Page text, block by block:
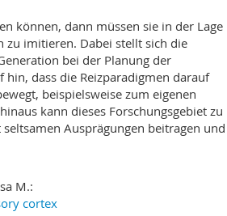
können, dann müssen sie in der Lage
zu imitieren. Dabei stellt sich die
bei der Planung der
hin, dass die Reizparadigmen darauf
beispielsweise zum eigenen
kann dieses Forschungsgebiet zu
Ausprägungen beitragen und
M.:
cortex